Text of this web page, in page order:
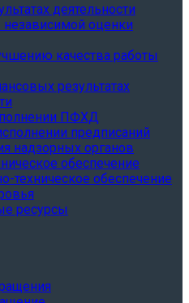
деятельности
независимой оценки
качества работы
результатах
ПФХД
предписаний
надзорных органов
обеспечение
техническое обеспечение
ресурсы